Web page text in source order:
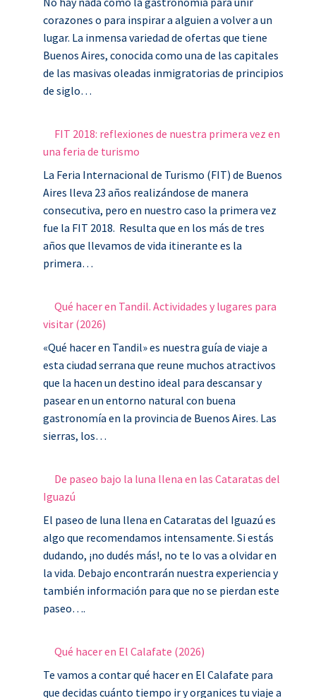
corazones o para inspirar a alguien a volver a un
lugar. La inmensa variedad de ofertas que tiene
Buenos Aires, conocida como una de las capitales
de las masivas oleadas inmigratorias de principios
de siglo…
FIT 2018: reflexiones de nuestra primera vez en
una feria de turismo
La Feria Internacional de Turismo (FIT) de Buenos
Aires lleva 23 años realizándose de manera
consecutiva, pero en nuestro caso la primera vez
fue la FIT 2018. Resulta que en los más de tres
años que llevamos de vida itinerante es la
primera…
Qué hacer en Tandil. Actividades y lugares para
visitar (2026)
«Qué hacer en Tandil» es nuestra guía de viaje a
esta ciudad serrana que reune muchos atractivos
que la hacen un destino ideal para descansar y
pasear en un entorno natural con buena
gastronomía en la provincia de Buenos Aires. Las
sierras, los…
De paseo bajo la luna llena en las Cataratas del
Iguazú
El paseo de luna llena en Cataratas del Iguazú es
algo que recomendamos intensamente. Si estás
dudando, ¡no dudés más!, no te lo vas a olvidar en
la vida. Debajo encontrarán nuestra experiencia y
también información para que no se pierdan este
paseo….
Qué hacer en El Calafate (2026)
Te vamos a contar qué hacer en El Calafate para
que decidas cuánto tiempo ir y organices tu viaje a